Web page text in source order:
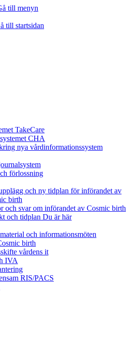
till menyn
till startsidan
TakeCare
CHA
nya vårdinformationssystem
förlossning
och ny tidplan för införandet av
birth
och svar om införandet av Cosmic birth
och tidplan Du är här
och informationsmöten
birth
vårdens it
IVA
RIS/PACS